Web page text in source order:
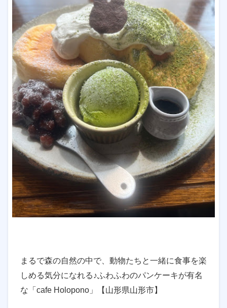
まるで森の自然の中で、動物たちと一緒に食事を楽
しめる気分になれる♪ふわふわのパンケーキが有名
な「cafe Holopono」【山形県山形市】